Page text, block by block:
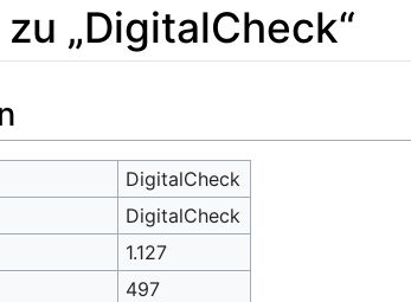
„DigitalCheck“
DigitalCheck
DigitalCheck
1.127
497